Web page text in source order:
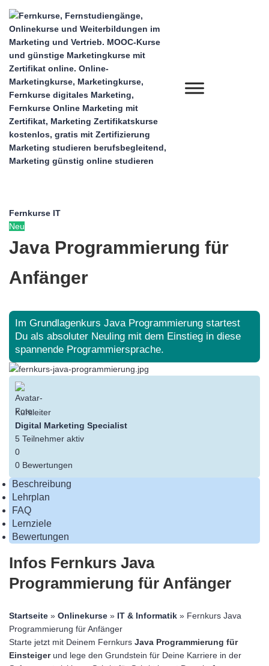
Fernkurse IT
Neu
Java Programmierung für
Anfänger
Im Grundlagenkurs Java Programmierung startest
Du als absoluter Neuling mit dem Einstieg in diese
spannende Programmiersprache.
Kursleiter
Digital Marketing Specialist
5 Teilnehmer aktiv
0
0 Bewertungen
Beschreibung
Lehrplan
FAQ
Lernziele
Bewertungen
Infos Fernkurs Java
Programmierung für Anfänger
Startseite » Onlinekurse » IT & Informatik » Fernkurs Java
Programmierung für Anfänger
Starte jetzt mit Deinem Fernkurs Java Programmierung für
Einsteigerund lege den Grundstein für Deine Karriere in der